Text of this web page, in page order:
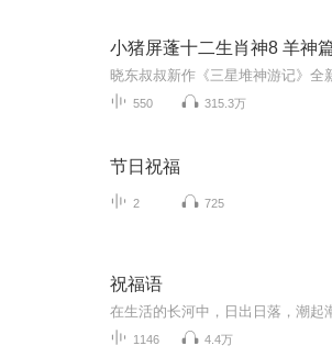
550 315.3万
节日祝福
2 725
祝福语
1146 4.4万